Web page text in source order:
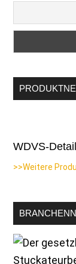
WDVS-
>>Weitere